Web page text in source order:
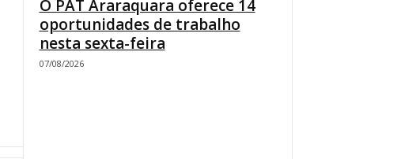
O PAT Araraquara oferece 14
oportunidades de trabalho
nesta sexta-feira
07/08/2026